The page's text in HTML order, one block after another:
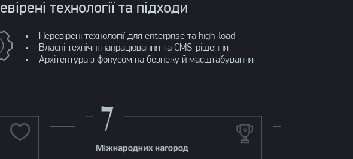
технології та підходи
Перевірені технології для enterprise та high-load
Власні технічні напрацювання та CMS-рішення
Архітектура з фокусом на безпеку й масштабування